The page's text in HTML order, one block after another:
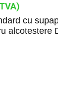
cu
alcotestere